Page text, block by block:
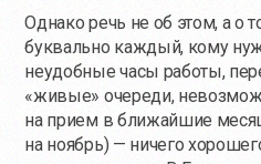
Однако речь не об этом, а о
буквально каждый, кому
неудобные часы работы,
«живые» очереди,
на прием в ближайшие
на ноябрь) — ничего